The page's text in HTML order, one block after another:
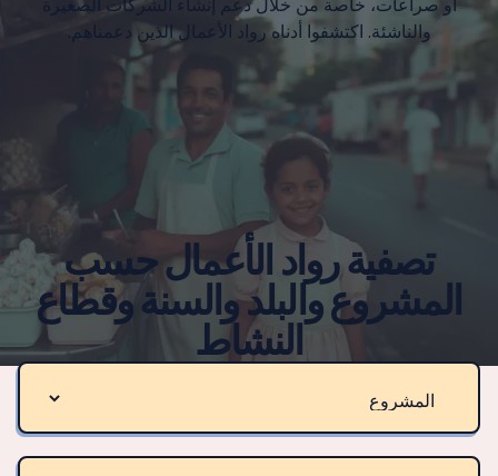
والناشئة. اكتشفوا أدناه رواد الأعمال الذين دعمناهم.
تصفية رواد الأعمال حسب
المشروع والبلد والسنة وقطاع
النشاط